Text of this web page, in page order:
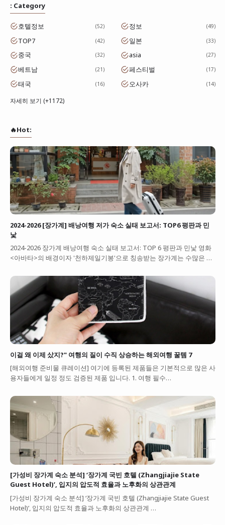
: Category
호텔정보 52 정보 49
TOP7 42 일본 33
중국 32 asia 27
베트남 21 페스티벌 17
태국 16 오사카 14
자세히 보기 (+1172)
🔥Hot:
2024-2026 [장가계] 배낭여행 저가 숙소 실태 보고서: TOP6 평판과 민
낯
2024-2026 장가계 배낭여행 숙소 실태 보고서: TOP 6 평판과 민낯 영화
<아바타>의 배경이자 '천하제일기봉'으로 칭송받는 장가계는 수많은 …
이걸 왜 이제 샀지?" 여행의 질이 수직 상승하는 해외여행 꿀템 7
[해외여행 준비물 큐레이션] 여기에 등록된 제품들은 기본적으로 많은 사
용자들에게 일정 정도 검증된 제품 입니다. 1. 여행 필수…
[가성비 장가계 숙소 분석] ‘장가계 국빈 호텔 (Zhangjiajie State
Guest Hotel)’, 입지의 압도적 효율과 노후화의 상관관계
[가성비 장가계 숙소 분석] ‘장가계 국빈 호텔 (Zhangjiajie State Guest
Hotel)’, 입지의 압도적 효율과 노후화의 상관관계 …